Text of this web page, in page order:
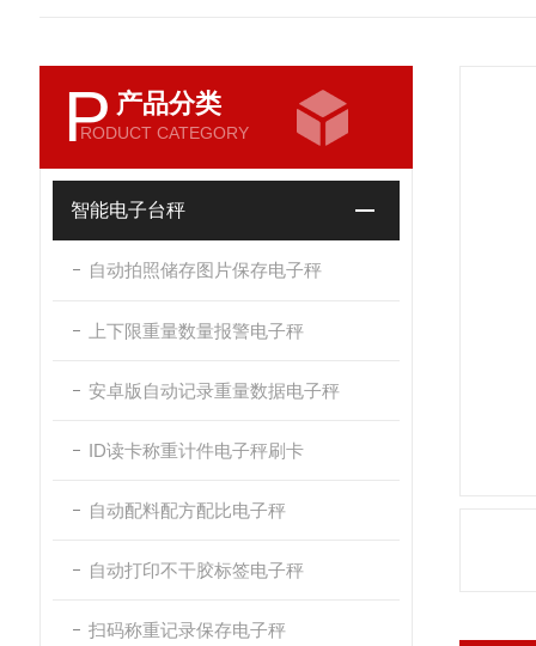
P 产品分类
RODUCT CATEGORY
智能电子台秤
自动拍照储存图片保存电子秤
上下限重量数量报警电子秤
安卓版自动记录重量数据电子秤
ID读卡称重计件电子秤刷卡
自动配料配方配比电子秤
自动打印不干胶标签电子秤
扫码称重记录保存电子秤